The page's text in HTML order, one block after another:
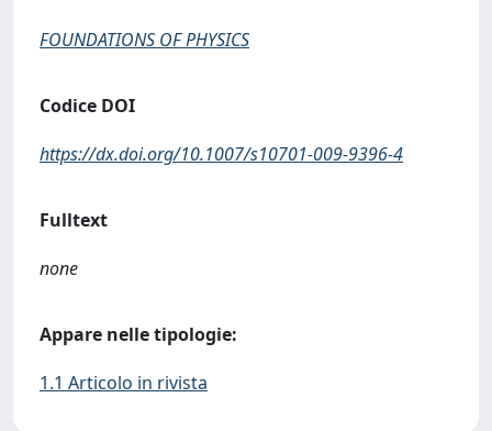
FOUNDATIONS OF PHYSICS
Codice DOI
https://dx.doi.org/10.1007/s10701-009-9396-4
Fulltext
none
Appare nelle tipologie:
1.1 Articolo in rivista